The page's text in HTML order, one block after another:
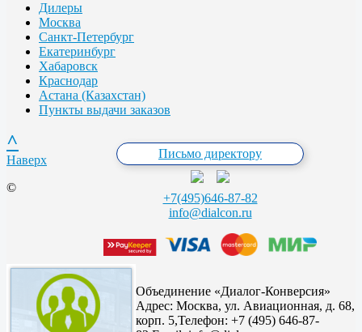
Дилеры
Москва
Санкт-Петербург
Екатеринбург
Хабаровск
Краснодар
Астана (Казахстан)
Пункты выдачи заказов
Письмо директору
+7(495)646-87-82
info@dialcon.ru
^
Наверх
©
Объединение «Диалог-Конверсия»
Адрес: Москва, ул. Авиационная, д. 68,
корп. 5,Телефон: +7 (495) 646-87-